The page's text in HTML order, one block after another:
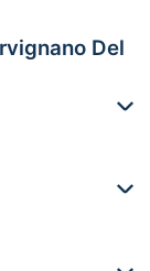
Del